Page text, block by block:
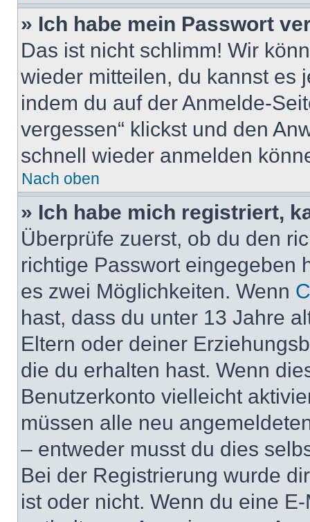
» Ich habe mein Passwort
Das ist nicht schlimm! Wir
wieder mitteilen, du kannst es
indem du auf der Anmelde-
vergessen“ klickst und den
schnell wieder anmelden
Nach oben
» Ich habe mich registriert,
Überprüfe zuerst, ob du den
richtige Passwort eingegeben
es zwei Möglichkeiten. Wenn
hast, dass du unter 13 Jahre
Eltern oder deiner
die du erhalten hast. Wenn
Benutzerkonto vielleicht
müssen alle neu
– entweder musst du dies
Bei der Registrierung wurde
ist oder nicht. Wenn du eine